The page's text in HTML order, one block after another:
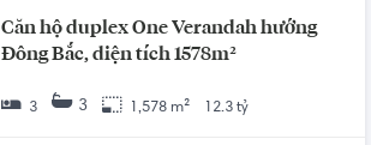
Căn hộ duplex One Verandah hướng
Đông Bắc, diện tích 1578m²
3 3 1,578 m² 12.3 tỷ